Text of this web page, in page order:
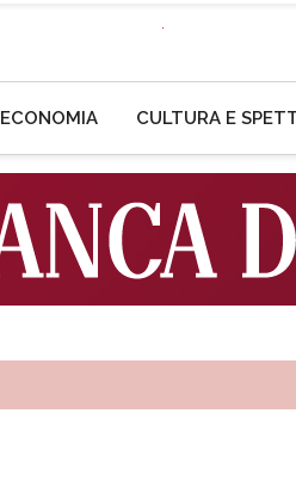
ECONOMIA CULTURA E